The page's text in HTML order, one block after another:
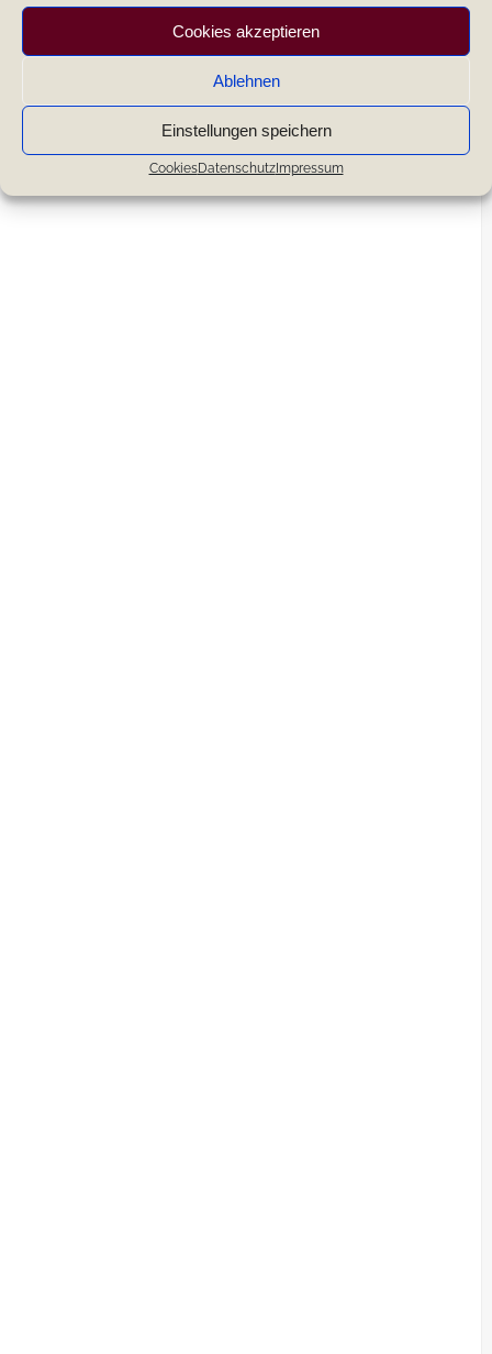
Cookies akzeptieren
Ablehnen
Einstellungen speichern
CookiesDatenschutzImpressum